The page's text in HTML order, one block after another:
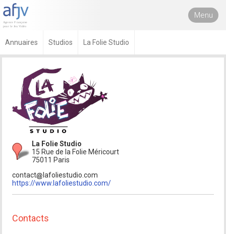
Menu
Annuaires Studios La Folie Studio
La Folie Studio
15 Rue de la Folie Méricourt
75011 Paris
contact
lafoliestudio.com
https://www.lafoliestudio.com/
Contacts